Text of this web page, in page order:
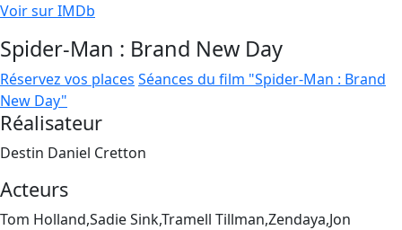
Voir sur IMDb
Spider-Man : Brand New Day
Réservez vos places Séances du film "Spider-Man : Brand
New Day"
Réalisateur
Destin Daniel Cretton
Acteurs
Tom Holland,Sadie Sink,Tramell Tillman,Zendaya,Jon